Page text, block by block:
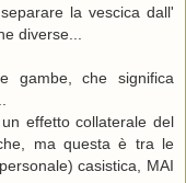
la vescica dall'
diverse...
gambe, che significa
effetto collaterale del
ma questa è tra le
casistica, MAI